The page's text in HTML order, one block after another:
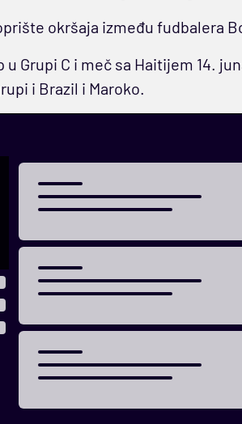
okršaja između fudbalera
Grupi C i meč sa Haitijem 14.
i Brazil i Maroko.